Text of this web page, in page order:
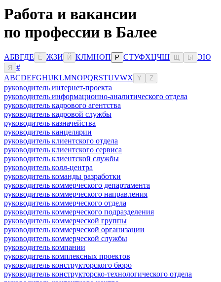
Работа и вакансии
по профессии в Балее
АБВГДЕ Ё ЖЗИ Й КЛМНОП Р СТУФХЦЧШ Ы ЭЮ
Я
#
ABCDEFGHIJKLMNOPQRSTUVWX Y Z
руководитель интернет-проекта
руководитель информационно-аналитического отдела
руководитель кадрового агентства
руководитель кадровой службы
руководитель казначейства
руководитель канцелярии
руководитель клиентского отдела
руководитель клиентского сервиса
руководитель клиентской службы
руководитель колл-центра
руководитель команды разработки
руководитель коммерческого департамента
руководитель коммерческого направления
руководитель коммерческого отдела
руководитель коммерческого подразделения
руководитель коммерческой группы
руководитель коммерческой организации
руководитель коммерческой службы
руководитель компании
руководитель комплексных проектов
руководитель конструкторского бюро
руководитель конструкторско-технологического отдела